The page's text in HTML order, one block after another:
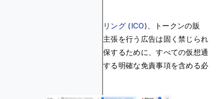
イニシャル・コイン・オファリング (ICO) 、トークンの販
売、および非現実的な金銭的主張を行う広告は固く禁じられ
ています。また、透明性を確保するために、すべての仮想通
貨関連の広告にはリスクに関する明確な免責事項を含める必